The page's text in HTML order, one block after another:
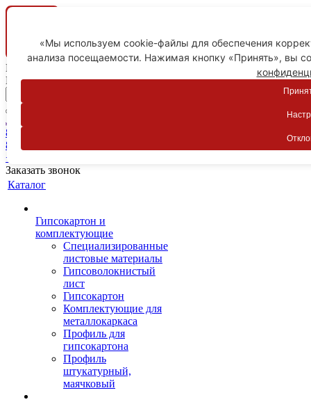
Ваш город
Пятигорск
Личный кабинет
8-800-775-59-89
8-800-775-59-89
+7 918 754-83-77
Заказать звонок
Каталог
Гипсокартон и
комплектующие
Специализированные
листовые материалы
Гипсоволокнистый
лист
Гипсокартон
Комплектующие для
металлокаркаса
Профиль для
гипсокартона
Профиль
штукатурный,
маячковый
«Мы используем cookie-файлы для обеспечения
анализа посещаемости. Нажимая кнопку «Принять», вы